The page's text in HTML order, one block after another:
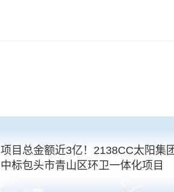
项目总金额近3亿！2138CC太阳集
中标包头市青山区环卫一体化项目